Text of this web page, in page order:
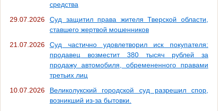
средства
29.07.2026
Суд защитил права жителя Тверской области,
ставшего жертвой мошенников
21.07.2026
Суд частично удовлетворил иск покупателя:
продавец возместит 380 тысяч рублей за
продажу автомобиля, обремененного правами
третьих лиц
10.07.2026
Великолукский городской суд разрешил спор,
возникший из-за бытовки.